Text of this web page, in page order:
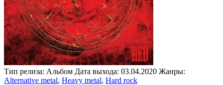
Тип релиза: Альбом Дата выхода: 03.04.2020 Жанры:
Alternative metal, Heavy metal, Hard rock